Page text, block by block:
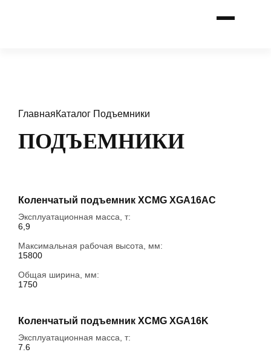
ГлавнаяКаталог Подъемники
ПОДЪЕМНИКИ
Коленчатый подъемник XCMG XGA16AC
Эксплуатационная масса, т:
6,9
Максимальная рабочая высота, мм:
15800
Общая ширина, мм:
1750
Коленчатый подъемник XCMG XGA16K
Эксплуатационная масса, т:
7.6